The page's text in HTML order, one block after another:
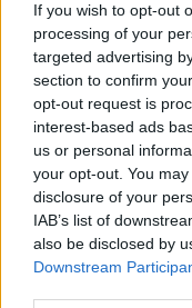
If you wish to opt-out
processing of your
targeted advertising
section to confirm
opt-out request is
interest-based ads
us or personal
your opt-out. You
disclosure of your
IAB’s list of
also be disclosed by
Downstream
Παπαδημητρίου,
πρώτη φορά πώς
«Μοιάζει σαν να
μέρα ήμουν
τηλεόραση,
καταλάβαινα
πάνω σε μια
Οικονομάκου,
και το έβαλα